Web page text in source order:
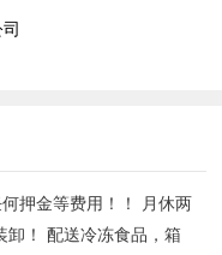
押金等费用！！ 月休两
卸！ 配送冷冻食品，箱